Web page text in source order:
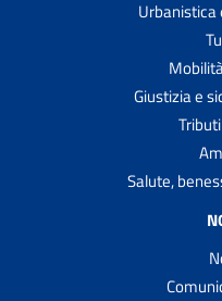
Urbanistica
Giustizia e
Salute,